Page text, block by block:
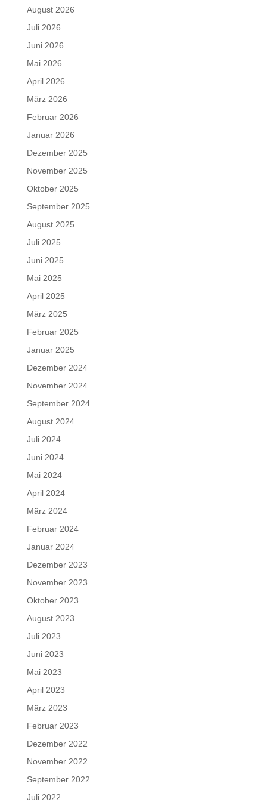
August 2026
Juli 2026
Juni 2026
Mai 2026
April 2026
März 2026
Februar 2026
Januar 2026
Dezember 2025
November 2025
Oktober 2025
September 2025
August 2025
Juli 2025
Juni 2025
Mai 2025
April 2025
März 2025
Februar 2025
Januar 2025
Dezember 2024
November 2024
September 2024
August 2024
Juli 2024
Juni 2024
Mai 2024
April 2024
März 2024
Februar 2024
Januar 2024
Dezember 2023
November 2023
Oktober 2023
August 2023
Juli 2023
Juni 2023
Mai 2023
April 2023
März 2023
Februar 2023
Dezember 2022
November 2022
September 2022
Juli 2022